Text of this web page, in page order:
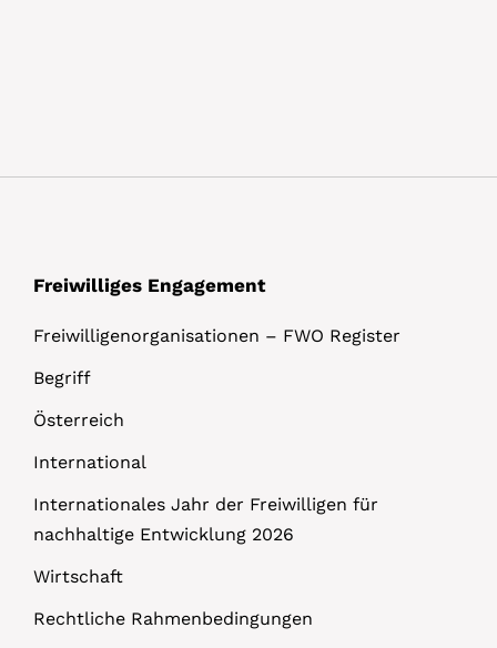
Freiwilliges Engagement
Freiwilligenorganisationen – FWO Register
Begriff
Österreich
International
Internationales Jahr der Freiwilligen für
nachhaltige Entwicklung 2026
Wirtschaft
Rechtliche Rahmenbedingungen